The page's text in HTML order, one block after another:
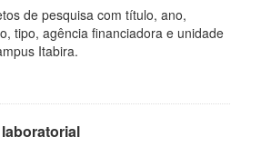
de pesquisa com título, ano,
tipo, agência financiadora e unidade
Itabira.